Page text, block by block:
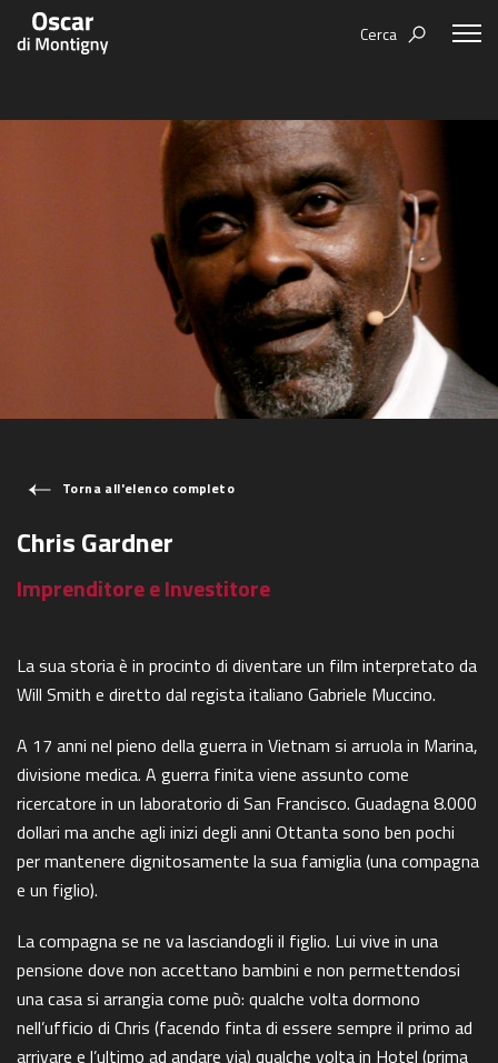
Cerca
Humanovability
Economia Sferica
Nuovi Eroi
Be Your Essence
Torna all'elenco completo
Chris Gardner
Imprenditore e Investitore
La sua storia è in procinto di diventare un film interpretato da
Will Smith e diretto dal regista italiano Gabriele Muccino.
A 17 anni nel pieno della guerra in Vietnam si arruola in Marina,
divisione medica. A guerra finita viene assunto come
ricercatore in un laboratorio di San Francisco. Guadagna 8.000
dollari ma anche agli inizi degli anni Ottanta sono ben pochi
per mantenere dignitosamente la sua famiglia (una compagna
e un figlio).
La compagna se ne va lasciandogli il figlio. Lui vive in una
pensione dove non accettano bambini e non permettendosi
una casa si arrangia come può: qualche volta dormono
nell’ufficio di Chris (facendo finta di essere sempre il primo ad
arrivare e l’ultimo ad andare via) qualche volta in Hotel (prima